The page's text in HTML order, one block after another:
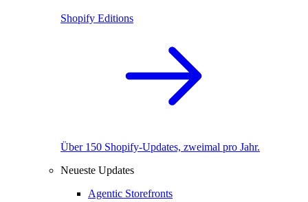
Shopify Editions
Über 150 Shopify-Updates, zweimal pro Jahr.
Neueste Updates
Agentic Storefronts